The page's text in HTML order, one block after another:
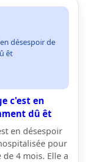
désespoir de
êt
c'est en
dû êt
en désespoir
pour
4 mois. Elle a